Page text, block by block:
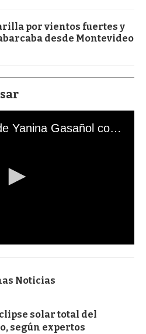
por vientos fuertes y
desde Montevideo
El mal momento de Yanina Gasañol con un hincha argentino en "Subrayado"
Noticias
solar total del
según expertos